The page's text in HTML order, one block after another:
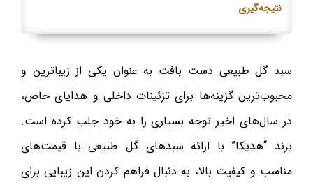
نتیجه‌گیری
سبد گل طبیعی دست بافت به عنوان یکی از زیباترین و
محبوب‌ترین گزینه‌ها برای تزئینات داخلی و هدایای خاص،
در سال‌های اخیر توجه بسیاری را به خود جلب کرده است.
برند “هدیکا” با ارائه سبدهای گل طبیعی با قیمت‌های
مناسب و کیفیت بالا، به دنبال فراهم کردن این زیبایی برای